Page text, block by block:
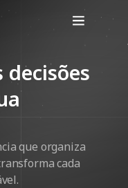
decisões
que organiza
cada